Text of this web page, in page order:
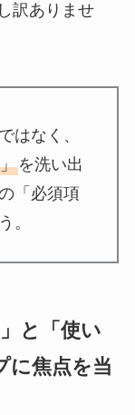
訳ありませ
はなく、
を洗い出
「必須項
。
と「使い
に焦点を当